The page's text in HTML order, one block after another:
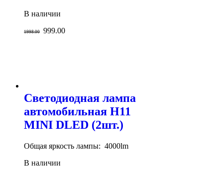
В наличии
1998.00 999.00
Светодиодная лампа
автомобильная H11
MINI DLED (2шт.)
Общая яркость лампы: 4000lm
В наличии